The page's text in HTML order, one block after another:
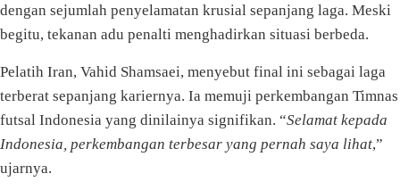
dengan sejumlah penyelamatan krusial sepanjang laga. Meski
begitu, tekanan adu penalti menghadirkan situasi berbeda.
Pelatih Iran, Vahid Shamsaei, menyebut final ini sebagai laga
terberat sepanjang kariernya. Ia memuji perkembangan Timnas
futsal Indonesia yang dinilainya signifikan. “Selamat kepada
Indonesia, perkembangan terbesar yang pernah saya lihat,”
ujarnya.